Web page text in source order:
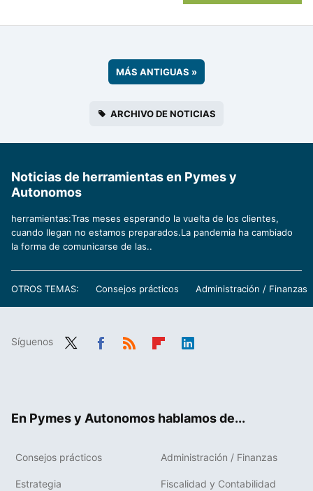
MÁS ANTIGUAS »
ARCHIVO DE NOTICIAS
Noticias de herramientas en Pymes y
Autonomos
herramientas:Tras meses esperando la vuelta de los clientes,
cuando llegan no estamos preparados.La pandemia ha cambiado
la forma de comunicarse de las..
OTROS TEMAS: Consejos prácticos Administración / Finanzas
Síguenos
En Pymes y Autonomos hablamos de...
Consejos prácticos Administración / Finanzas
Estrategia Fiscalidad y Contabilidad